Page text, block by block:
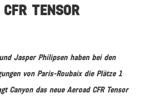
TENSOR
Jasper Philipsen haben bei den
von Paris-Roubaix die Plätze 1
Canyon das neue Aeroad CFR Tensor